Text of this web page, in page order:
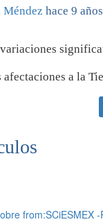
hace 9 años
a la
from:SCiESMEX -